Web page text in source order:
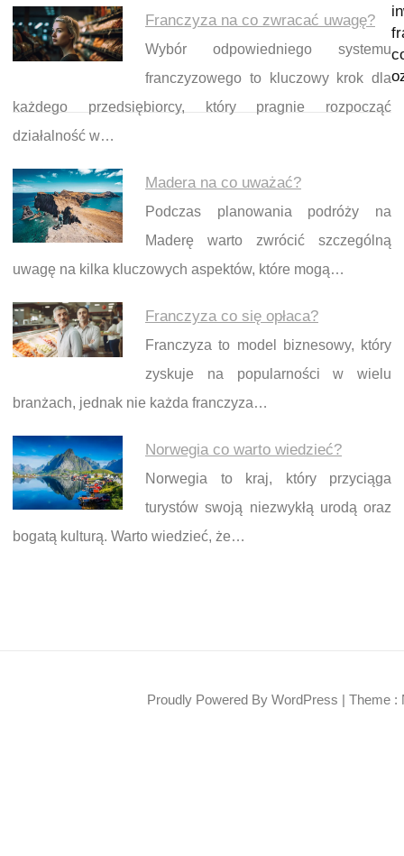
Franczyza na co zwracać uwagę?
Wybór odpowiedniego systemu
franczyzowego to kluczowy krok dla
każdego przedsiębiorcy, który pragnie rozpocząć
działalność w…
Madera na co uważać?
Podczas planowania podróży na
Maderę warto zwrócić szczególną
uwagę na kilka kluczowych aspektów, które mogą…
Franczyza co się opłaca?
Franczyza to model biznesowy, który
zyskuje na popularności w wielu
branżach, jednak nie każda franczyza…
Norwegia co warto wiedzieć?
Norwegia to kraj, który przyciąga
turystów swoją niezwykłą urodą oraz
bogatą kulturą. Warto wiedzieć, że…
Proudly Powered By WordPress | Theme :